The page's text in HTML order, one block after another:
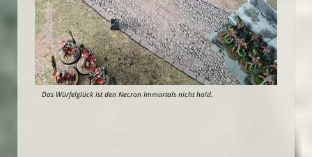
Das Würfelglück ist den Necron Immortals nicht hold.